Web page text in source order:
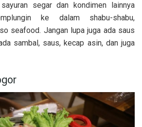
segar dan kondimen lainnya
ke dalam shabu-shabu,
seafood. Jangan lupa juga ada saus
sambal, saus, kecap asin, dan juga